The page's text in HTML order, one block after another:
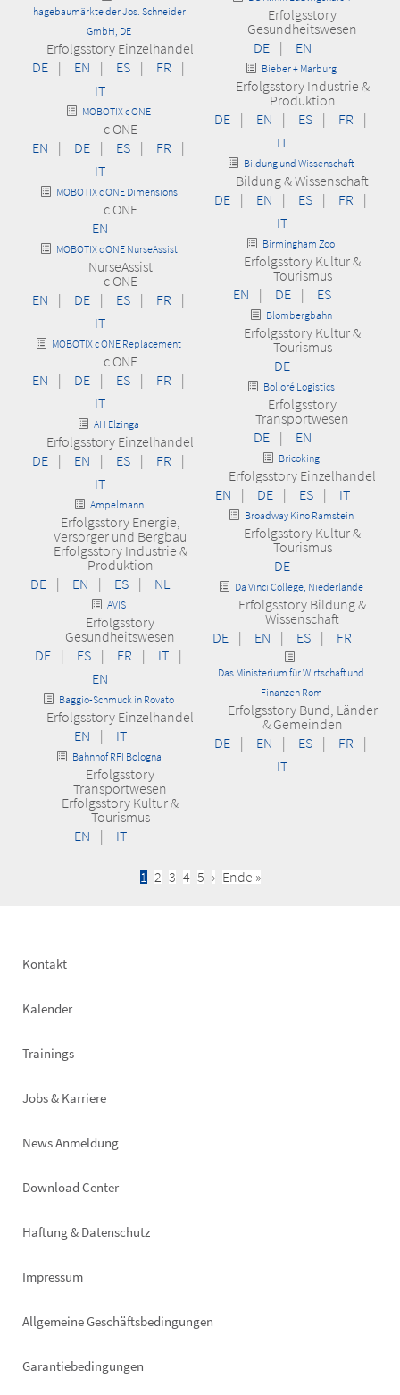
hagebaumärkte der Jos. Schneider
GmbH, DE
Erfolgsstory Einzelhandel
DE | EN | ES | FR
|
IT
MOBOTIX c ONE
c ONE
EN
| DE | ES | FR
|
IT
MOBOTIX c ONE Dimensions
c ONE
EN
MOBOTIX c ONE NurseAssist
NurseAssist
c ONE
EN
| DE | ES | FR
|
IT
MOBOTIX c ONE Replacement
c ONE
EN
| DE | ES | FR
|
IT
AH Elzinga
Erfolgsstory Einzelhandel
DE | EN | ES | FR
|
IT
Ampelmann
Erfolgsstory Energie,
Versorger und Bergbau
Erfolgsstory Industrie &
Produktion
DE | EN | ES | NL
AVIS
Erfolgsstory
Gesundheitswesen
DE | ES | FR | IT |
EN
Baggio-Schmuck in Rovato
Erfolgsstory Einzelhandel
EN
| IT
Bahnhof RFI Bologna
Erfolgsstory
Transportwesen
Erfolgsstory Kultur &
Tourismus
EN
| IT
Erfolgsstory
Gesundheitswesen
DE
| EN
Bieber + Marburg
Erfolgsstory Industrie &
Produktion
DE | EN | ES | FR
|
IT
Bildung und Wissenschaft
Bildung & Wissenschaft
DE | EN | ES | FR
|
IT
Birmingham Zoo
Erfolgsstory Kultur &
Tourismus
EN
| DE | ES
Blombergbahn
Erfolgsstory Kultur &
Tourismus
DE
Bolloré Logistics
Erfolgsstory
Transportwesen
DE
| EN
Bricoking
Erfolgsstory Einzelhandel
EN
| DE | ES | IT
Broadway Kino Ramstein
Erfolgsstory Kultur &
Tourismus
DE
Da Vinci College, Niederlande
Erfolgsstory Bildung &
Wissenschaft
DE | EN | ES | FR
Das Ministerium für Wirtschaft und
Finanzen Rom
Erfolgsstory Bund, Länder
& Gemeinden
DE | EN | ES | FR
|
IT
Pagination
Current
1 Seite
2 Seite
3 Seite
4 Seite
5 Next
› Last
Ende »
Footer
Kontakt
Kalender
Trainings
Jobs & Karriere
News Anmeldung
Footer
Download Center
Haftung & Datenschutz
Impressum
Allgemeine Geschäftsbedingungen
Garantiebedingungen